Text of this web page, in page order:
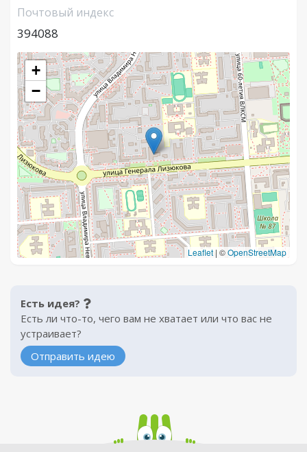
Почтовый индекс
394088
+
−
Leaflet | ©OpenStreetMap
Есть идея?
Есть ли что-то, чего вам не хватает или что вас не
устраивает?
Отправить идею